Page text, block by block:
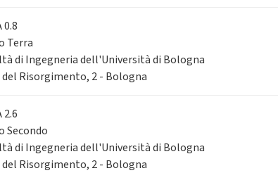
0.8
Terra
di Ingegneria dell'Università di Bologna
del Risorgimento, 2 - Bologna
2.6
Secondo
di Ingegneria dell'Università di Bologna
del Risorgimento, 2 - Bologna